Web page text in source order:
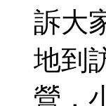
訴大
地到
營，